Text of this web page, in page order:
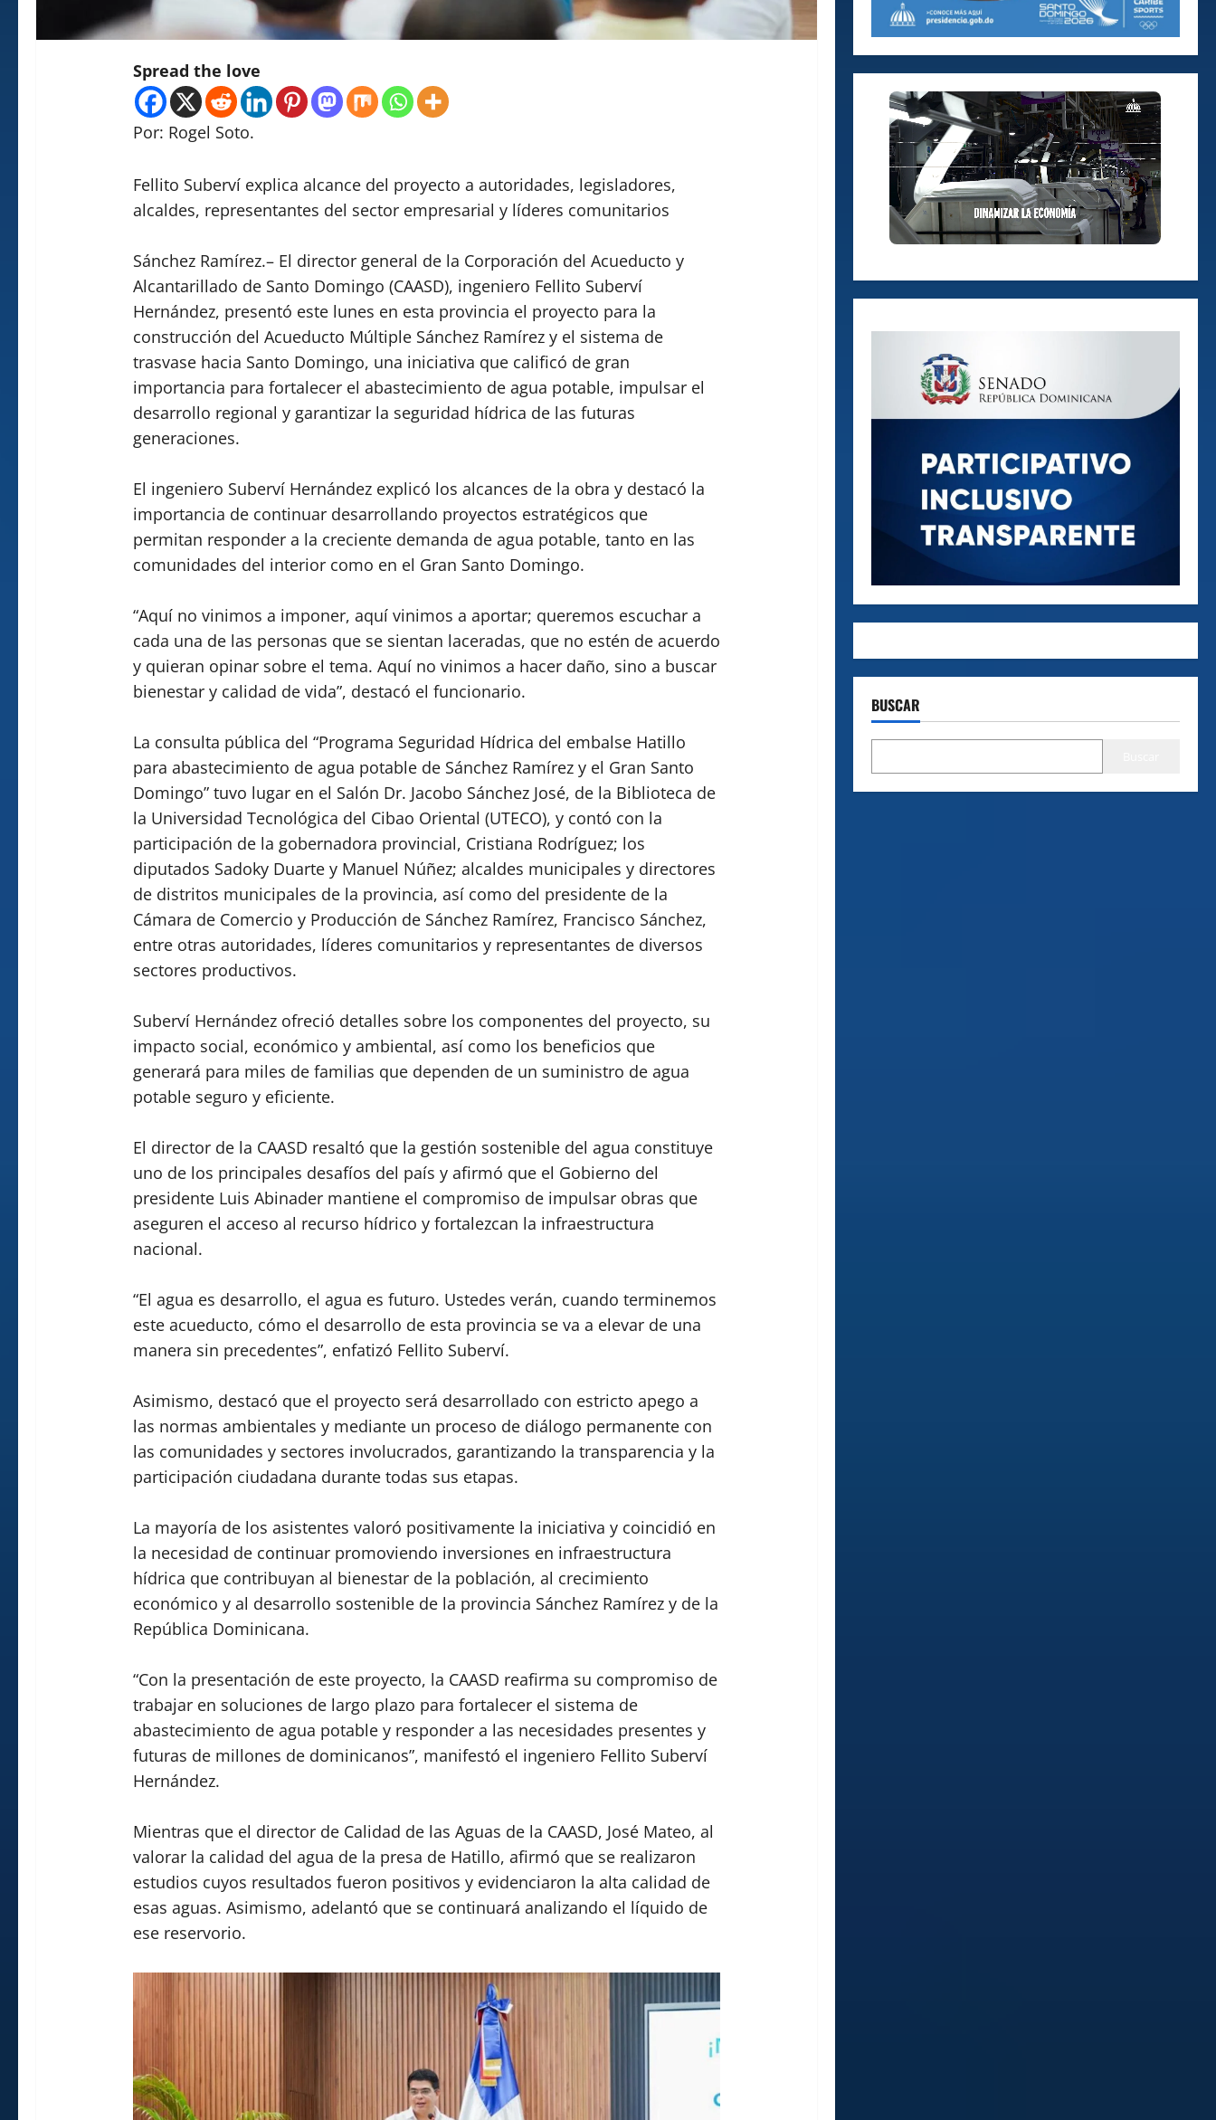
Spread the love
Por: Rogel Soto.
Fellito Suberví explica alcance del proyecto a autoridades, legisladores,
alcaldes, representantes del sector empresarial y líderes comunitarios
Sánchez Ramírez.– El director general de la Corporación del Acueducto y
Alcantarillado de Santo Domingo (CAASD), ingeniero Fellito Suberví
Hernández, presentó este lunes en esta provincia el proyecto para la
construcción del Acueducto Múltiple Sánchez Ramírez y el sistema de
trasvase hacia Santo Domingo, una iniciativa que calificó de gran
importancia para fortalecer el abastecimiento de agua potable, impulsar el
desarrollo regional y garantizar la seguridad hídrica de las futuras
generaciones.
El ingeniero Suberví Hernández explicó los alcances de la obra y destacó la
importancia de continuar desarrollando proyectos estratégicos que
permitan responder a la creciente demanda de agua potable, tanto en las
comunidades del interior como en el Gran Santo Domingo.
“Aquí no vinimos a imponer, aquí vinimos a aportar; queremos escuchar a
cada una de las personas que se sientan laceradas, que no estén de acuerdo
y quieran opinar sobre el tema. Aquí no vinimos a hacer daño, sino a buscar
bienestar y calidad de vida”, destacó el funcionario.
La consulta pública del “Programa Seguridad Hídrica del embalse Hatillo
para abastecimiento de agua potable de Sánchez Ramírez y el Gran Santo
Domingo” tuvo lugar en el Salón Dr. Jacobo Sánchez José, de la Biblioteca de
la Universidad Tecnológica del Cibao Oriental (UTECO), y contó con la
participación de la gobernadora provincial, Cristiana Rodríguez; los
diputados Sadoky Duarte y Manuel Núñez; alcaldes municipales y directores
de distritos municipales de la provincia, así como del presidente de la
Cámara de Comercio y Producción de Sánchez Ramírez, Francisco Sánchez,
entre otras autoridades, líderes comunitarios y representantes de diversos
sectores productivos.
Suberví Hernández ofreció detalles sobre los componentes del proyecto, su
impacto social, económico y ambiental, así como los beneficios que
generará para miles de familias que dependen de un suministro de agua
potable seguro y eficiente.
El director de la CAASD resaltó que la gestión sostenible del agua constituye
uno de los principales desafíos del país y afirmó que el Gobierno del
presidente Luis Abinader mantiene el compromiso de impulsar obras que
aseguren el acceso al recurso hídrico y fortalezcan la infraestructura
nacional.
“El agua es desarrollo, el agua es futuro. Ustedes verán, cuando terminemos
este acueducto, cómo el desarrollo de esta provincia se va a elevar de una
manera sin precedentes”, enfatizó Fellito Suberví.
Asimismo, destacó que el proyecto será desarrollado con estricto apego a
las normas ambientales y mediante un proceso de diálogo permanente con
las comunidades y sectores involucrados, garantizando la transparencia y la
participación ciudadana durante todas sus etapas.
La mayoría de los asistentes valoró positivamente la iniciativa y coincidió en
la necesidad de continuar promoviendo inversiones en infraestructura
hídrica que contribuyan al bienestar de la población, al crecimiento
económico y al desarrollo sostenible de la provincia Sánchez Ramírez y de la
República Dominicana.
“Con la presentación de este proyecto, la CAASD reafirma su compromiso de
trabajar en soluciones de largo plazo para fortalecer el sistema de
abastecimiento de agua potable y responder a las necesidades presentes y
futuras de millones de dominicanos”, manifestó el ingeniero Fellito Suberví
Hernández.
Mientras que el director de Calidad de las Aguas de la CAASD, José Mateo, al
valorar la calidad del agua de la presa de Hatillo, afirmó que se realizaron
estudios cuyos resultados fueron positivos y evidenciaron la alta calidad de
esas aguas. Asimismo, adelantó que se continuará analizando el líquido de
ese reservorio.
BUSCAR